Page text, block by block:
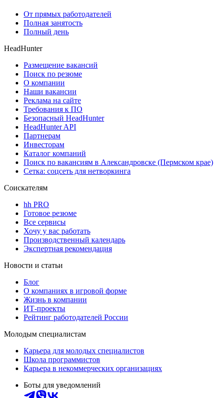
От прямых работодателей
Полная занятость
Полный день
HeadHunter
Размещение вакансий
Поиск по резюме
О компании
Наши вакансии
Реклама на сайте
Требования к ПО
Безопасный HeadHunter
HeadHunter API
Партнерам
Инвесторам
Каталог компаний
Поиск по вакансиям в Александровске (Пермском крае)
Сетка: соцсеть для нетворкинга
Соискателям
hh PRO
Готовое резюме
Все сервисы
Хочу у вас работать
Производственный календарь
Экспертная рекомендация
Новости и статьи
Блог
О компаниях в игровой форме
Жизнь в компании
ИТ-проекты
Рейтинг работодателей России
Молодым специалистам
Карьера для молодых специалистов
Школа программистов
Карьера в некоммерческих организациях
Боты для уведомлений